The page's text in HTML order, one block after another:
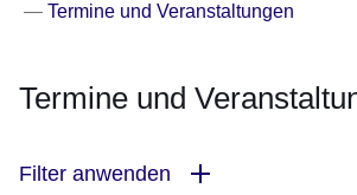
Termine und Veranstaltungen
Termine und
Filter anwenden